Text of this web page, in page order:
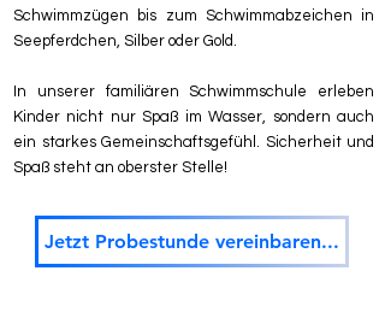
Schwimmzügen bis zum Schwimmabzeichen in
Seepferdchen, Silber oder Gold.
In unserer familiären Schwimmschule erleben
Kinder nicht nur Spaß im Wasser, sondern auch
ein starkes Gemeinschaftsgefühl. Sicherheit und
Spaß steht an oberster Stelle!
Jetzt Probestunde vereinbaren...